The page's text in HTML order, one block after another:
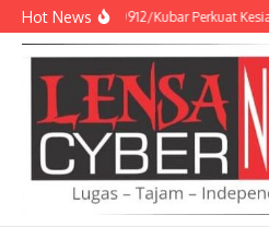
Lewati ke konten
Hot NewsKodim 0912/Kubar Perkuat